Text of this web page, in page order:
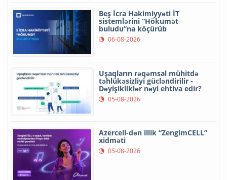
Beş İcra Hakimiyyəti İT
sistemlərini “Hökumət
buludu”na köçürüb
06-08-2026
Uşaqların rəqəmsal mühitdə
təhlükəsizliyi gücləndirilir -
Dəyişikliklər nəyi ehtiva edir?
05-08-2026
Azercell-dən illik “ZengimCELL”
xidməti
05-08-2026